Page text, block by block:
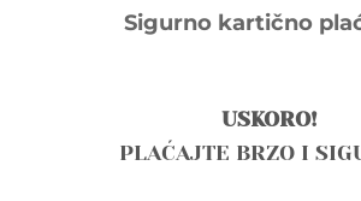
Sigurno kartično
USKORO!
PLAĆAJTE BRZO I